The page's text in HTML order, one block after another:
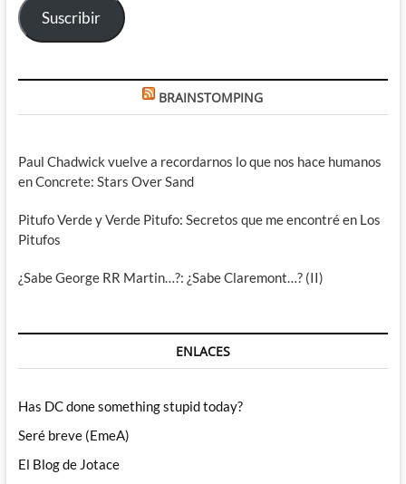
Suscribir
BRAINSTOMPING
Paul Chadwick vuelve a recordarnos lo que nos hace humanos
en Concrete: Stars Over Sand
Pitufo Verde y Verde Pitufo: Secretos que me encontré en Los
Pitufos
¿Sabe George RR Martin…?: ¿Sabe Claremont…? (II)
ENLACES
Has DC done something stupid today?
Seré breve (EmeA)
El Blog de Jotace